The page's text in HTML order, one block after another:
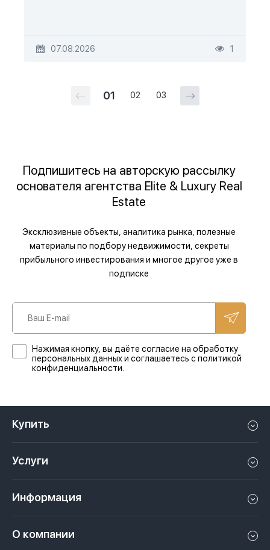
07.08.2026 1
01 02 03
Подпишитесь на авторскую рассылку
основателя агентства Elite & Luxury Real
Estate
Эксклюзивные объекты, аналитика рынка, полезные
материалы по подбору недвижимости, секреты
прибыльного инвестирования и многое другое уже в
подписке
Нажимая кнопку, вы даёте согласие на обработку
персональных данных и соглашаетесь с политикой
конфиденциальности.
Купить
Апартаменты в Дубае
Пентхаус в Дубае
Услуги
Сдать недвижимость в Дубае, ОАЭ
Информация
О компании